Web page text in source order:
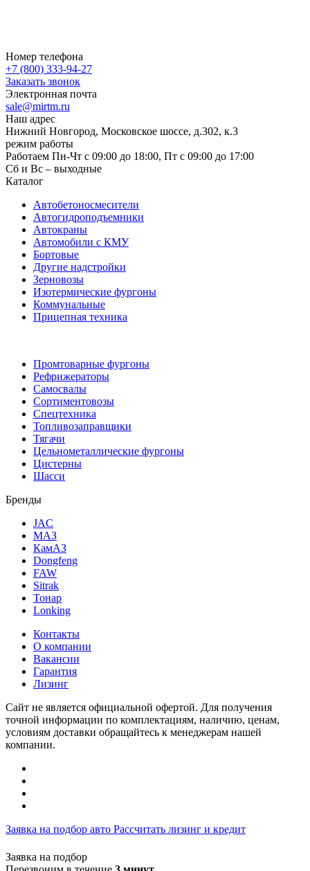
Номер телефона
+7 (800) 333-94-27
Заказать звонок
Электронная почта
sale@mirtm.ru
Наш адрес
Нижний Новгород, Московское шоссе, д.302, к.3
режим работы
Работаем Пн-Чт с 09:00 до 18:00, Пт с 09:00 до 17:00
Сб и Вс – выходные
Каталог
Автобетоносмесители
Автогидроподъемники
Автокраны
Автомобили с КМУ
Бортовые
Другие надстройки
Зерновозы
Изотермические фургоны
Коммунальные
Прицепная техника
Промтоварные фургоны
Рефрижераторы
Самосвалы
Сортиментовозы
Спецтехника
Топливозаправщики
Тягачи
Цельнометаллические фургоны
Цистерны
Шасси
Бренды
JAC
МАЗ
КамАЗ
Dongfeng
FAW
Sitrak
Тонар
Lonking
Контакты
О компании
Вакансии
Гарантия
Лизинг
Сайт не является официальной офертой. Для получения
точной информации по комплектациям, наличию, ценам,
условиям доставки обращайтесь к менеджерам нашей
компании.
Заявка на подбор авто Рассчитать лизинг и кредит
Заявка на подбор